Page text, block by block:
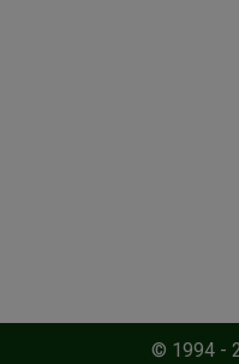
© 1994 -